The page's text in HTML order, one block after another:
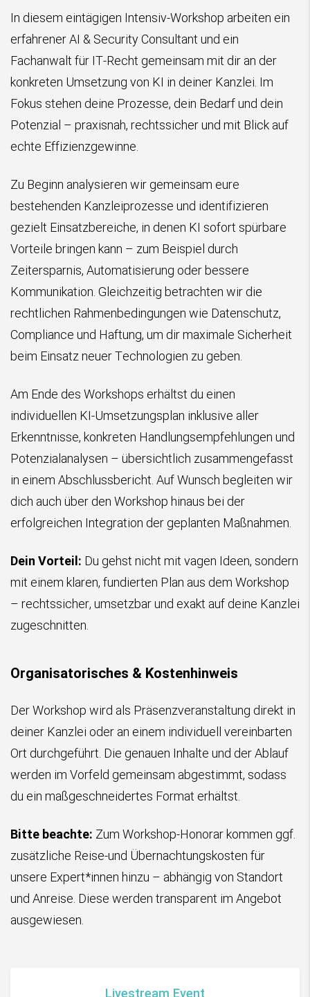
In diesem eintägigen Intensiv-Workshop arbeiten ein
erfahrener AI & Security Consultant und ein
Fachanwalt für IT-Recht gemeinsam mit dir an der
konkreten Umsetzung von KI in deiner Kanzlei. Im
Fokus stehen deine Prozesse, dein Bedarf und dein
Potenzial – praxisnah, rechtssicher und mit Blick auf
echte Effizienzgewinne.
Zu Beginn analysieren wir gemeinsam eure
bestehenden Kanzleiprozesse und identifizieren
gezielt Einsatzbereiche, in denen KI sofort spürbare
Vorteile bringen kann – zum Beispiel durch
Zeitersparnis, Automatisierung oder bessere
Kommunikation. Gleichzeitig betrachten wir die
rechtlichen Rahmenbedingungen wie Datenschutz,
Compliance und Haftung, um dir maximale Sicherheit
beim Einsatz neuer Technologien zu geben.
Am Ende des Workshops erhältst du einen
individuellen KI-Umsetzungsplan inklusive aller
Erkenntnisse, konkreten Handlungsempfehlungen und
Potenzialanalysen – übersichtlich zusammengefasst
in einem Abschlussbericht. Auf Wunsch begleiten wir
dich auch über den Workshop hinaus bei der
erfolgreichen Integration der geplanten Maßnahmen.
Dein Vorteil: Du gehst nicht mit vagen Ideen, sondern
mit einem klaren, fundierten Plan aus dem Workshop
– rechtssicher, umsetzbar und exakt auf deine Kanzlei
zugeschnitten.
Organisatorisches & Kostenhinweis
Der Workshop wird als Präsenzveranstaltung direkt in
deiner Kanzlei oder an einem individuell vereinbarten
Ort durchgeführt. Die genauen Inhalte und der Ablauf
werden im Vorfeld gemeinsam abgestimmt, sodass
du ein maßgeschneidertes Format erhältst.
Bitte beachte: Zum Workshop-Honorar kommen ggf.
zusätzliche Reise-und Übernachtungskosten für
unsere Expert*innen hinzu – abhängig von Standort
und Anreise. Diese werden transparent im Angebot
ausgewiesen.
Livestream Event